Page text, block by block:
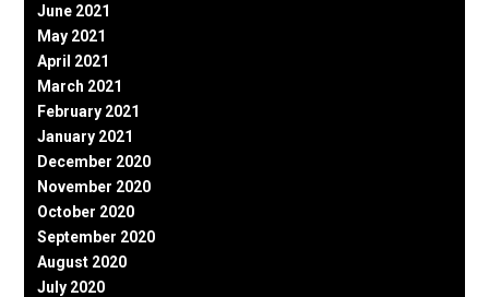
June 2021
May 2021
April 2021
March 2021
February 2021
January 2021
December 2020
November 2020
October 2020
September 2020
August 2020
July 2020